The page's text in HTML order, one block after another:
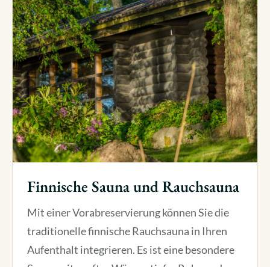
Finnische Sauna und Rauchsauna
Mit einer Vorabreservierung können Sie die
traditionelle finnische Rauchsauna in Ihren
Aufenthalt integrieren. Es ist eine besondere